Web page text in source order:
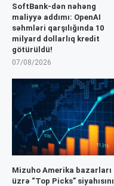
SoftBank-dən nəhəng
maliyyə addımı: OpenAI
səhmləri qarşılığında 10
milyard dollarlıq kredit
götürüldü!
07/08/2026
Mizuho Amerika bazarları
üzrə “Top Picks” siyahısını